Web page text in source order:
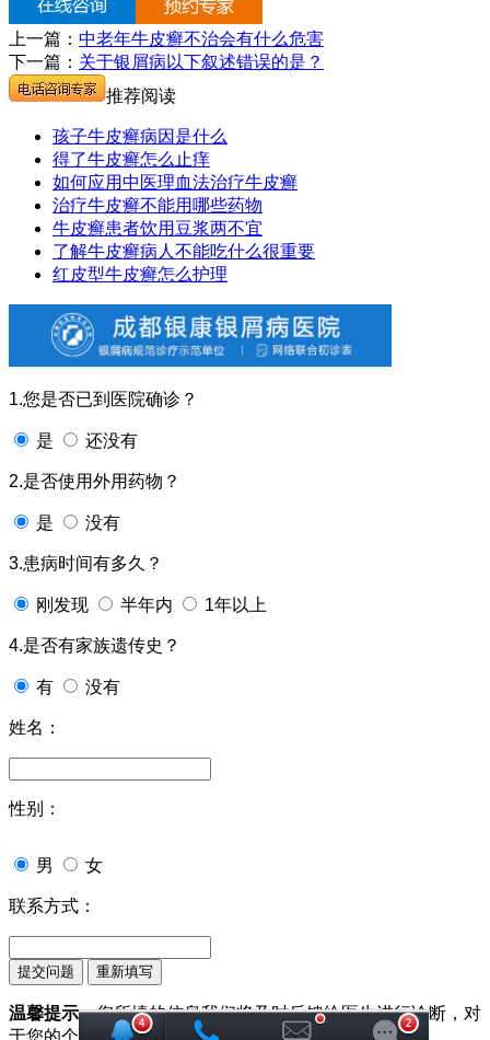
上一篇： 中老年牛皮癣不治会有什么危害
下一篇： 关于银屑病以下叙述错误的是？
推荐阅读
孩子牛皮癣病因是什么
得了牛皮癣怎么止痒
如何应用中医理血法治疗牛皮癣
治疗牛皮癣不能用哪些药物
牛皮癣患者饮用豆浆两不宜
了解牛皮癣病人不能吃什么很重要
红皮型牛皮癣怎么护理
1.您是否已到医院确诊？
是 还没有
2.是否使用外用药物？
是 没有
3.患病时间有多久？
刚发现 半年内 1年以上
4.是否有家族遗传史？
有 没有
姓名：
性别：
男 女
联系方式：
温馨提示：您所填的信息我们将及时反馈给医生进行诊断，对